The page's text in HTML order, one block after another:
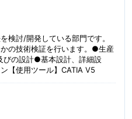
検討/開発している部門です。
の技術検証を行います。●生産
びの設計●基本設計、詳細設
【使用ツール】CATIA V5